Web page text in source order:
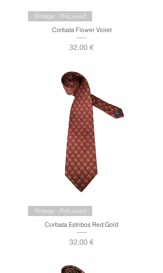
Vintage · PreLoved
Corbata Flower Violet
Precio
32,00 €
Vintage · PreLoved
Corbata Estribos Red Gold
Precio
32,00 €